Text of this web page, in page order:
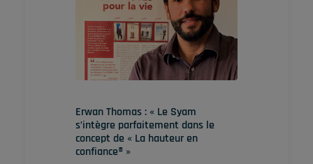
Erwan Thomas : « Le Syam
s’intègre parfaitement dans le
concept de « La hauteur en
confiance® »